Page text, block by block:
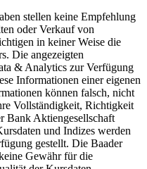
stellen keine Empfehlung
oder Verkauf von
in keiner Weise die
Die angezeigten
& Analytics zur Verfügung
Informationen einer eigenen
können falsch, nicht
Vollständigkeit, Richtigkeit
Bank Aktiengesellschaft
und Indizes werden
gestellt. Die Baader
Gewähr für die